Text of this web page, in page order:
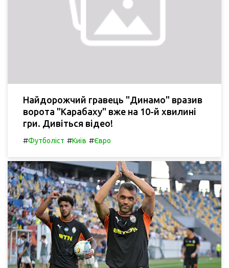
Найдорожчий гравець "Динамо" вразив
ворота "Карабаху" вже на 10-й хвилині
гри. Дивіться відео!
#Футболіст #Київ #Євро